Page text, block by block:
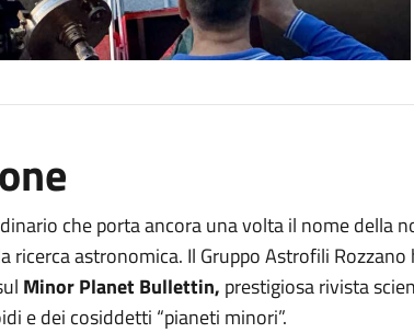
che porta ancora una volta il nome della
ricerca astronomica. Il Gruppo Astrofili
Minor Planet Bullettin, prestigiosa rivista
e dei cosiddetti “pianeti minori”.